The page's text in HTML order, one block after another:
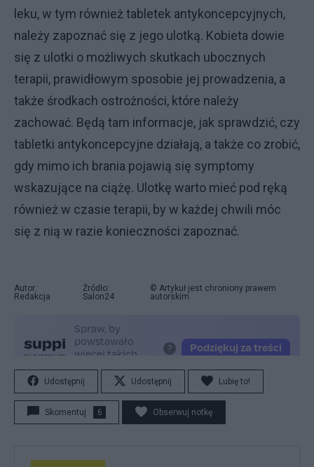
leku, w tym również tabletek antykoncepcyjnych,
należy zapoznać się z jego ulotką. Kobieta dowie
się z ulotki o możliwych skutkach ubocznych
terapii, prawidłowym sposobie jej prowadzenia, a
także środkach ostrożności, które należy
zachować. Będą tam informacje, jak sprawdzić, czy
tabletki antykoncepcyjne działają, a także co zrobić,
gdy mimo ich brania pojawią się symptomy
wskazujące na ciążę. Ulotkę warto mieć pod ręką
również w czasie terapii, by w każdej chwili móc
się z nią w razie konieczności zapoznać.
Autor:
Redakcja
Źródło:
Salon24
© Artykuł jest chroniony prawem
autorskim.
Udostępnij Udostępnij Lubię to!
Skomentuj 6 Obserwuj notkę